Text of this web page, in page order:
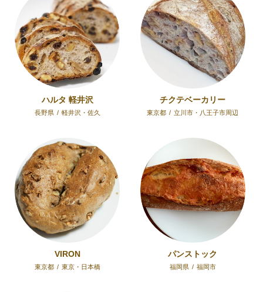
ハルタ 軽井沢
長野県 / 軽井沢・佐久
チクテベーカリー
東京都 / 立川市・八王子市周辺
VIRON
東京都 / 東京・日本橋
パンストック
福岡県 / 福岡市